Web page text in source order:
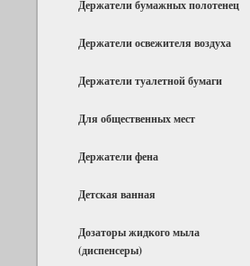
Держатели бумажных полотенец
Держатели освежителя воздуха
Держатели туалетной бумаги
Для общественных мест
Держатели фена
Детская ванная
Дозаторы жидкого мыла
(диспенсеры)